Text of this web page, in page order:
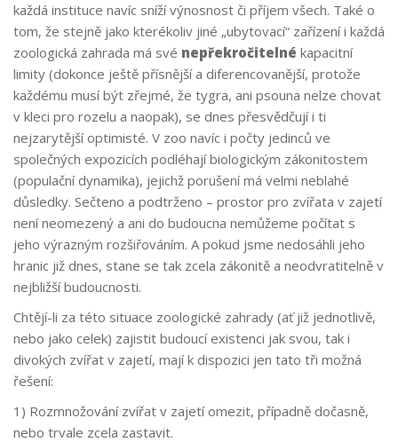
každá instituce navíc sníží výnosnost či příjem všech. Také o
tom, že stejně jako kterékoliv jiné „ubytovací“ zařízení i každá
zoologická zahrada má své nepřekročitelné kapacitní
limity (dokonce ještě přísnější a diferencovanější, protože
každému musí být zřejmé, že tygra, ani psouna nelze chovat
v kleci pro rozelu a naopak), se dnes přesvědčují i ti
nejzarytější optimisté. V zoo navíc i počty jedinců ve
společných expozicích podléhají biologickým zákonitostem
(populační dynamika), jejichž porušení má velmi neblahé
důsledky. Sečteno a podtrženo – prostor pro zvířata v zajetí
není neomezený a ani do budoucna nemůžeme počítat s
jeho výrazným rozšiřováním. A pokud jsme nedosáhli jeho
hranic již dnes, stane se tak zcela zákonitě a neodvratitelně v
nejbližší budoucnosti.
Chtějí-li za této situace zoologické zahrady (ať již jednotlivě,
nebo jako celek) zajistit budoucí existenci jak svou, tak i
divokých zvířat v zajetí, mají k dispozici jen tato tři možná
řešení:
1) Rozmnožování zvířat v zajetí omezit, případně dočasně,
nebo trvale zcela zastavit.